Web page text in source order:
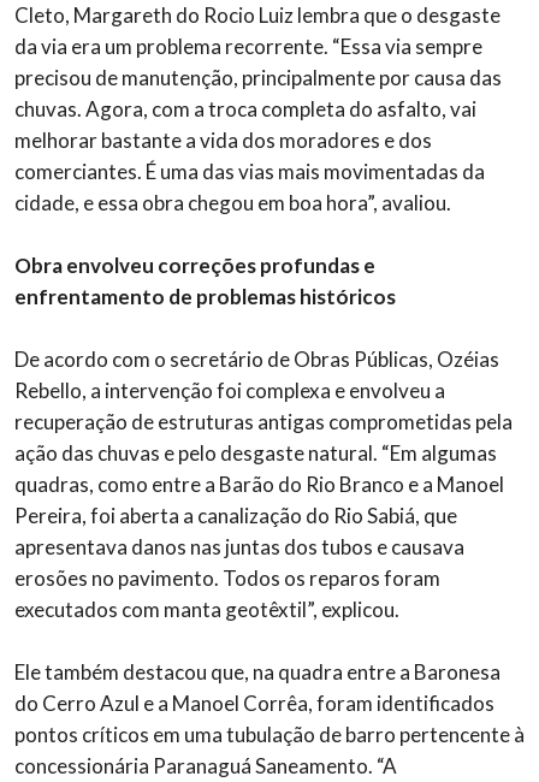
Cleto, Margareth do Rocio Luiz lembra que o desgaste
da via era um problema recorrente. “Essa via sempre
precisou de manutenção, principalmente por causa das
chuvas. Agora, com a troca completa do asfalto, vai
melhorar bastante a vida dos moradores e dos
comerciantes. É uma das vias mais movimentadas da
cidade, e essa obra chegou em boa hora”, avaliou.
Obra envolveu correções profundas e
enfrentamento de problemas históricos
De acordo com o secretário de Obras Públicas, Ozéias
Rebello, a intervenção foi complexa e envolveu a
recuperação de estruturas antigas comprometidas pela
ação das chuvas e pelo desgaste natural. “Em algumas
quadras, como entre a Barão do Rio Branco e a Manoel
Pereira, foi aberta a canalização do Rio Sabiá, que
apresentava danos nas juntas dos tubos e causava
erosões no pavimento. Todos os reparos foram
executados com manta geotêxtil”, explicou.
Ele também destacou que, na quadra entre a Baronesa
do Cerro Azul e a Manoel Corrêa, foram identificados
pontos críticos em uma tubulação de barro pertencente à
concessionária Paranaguá Saneamento. “A